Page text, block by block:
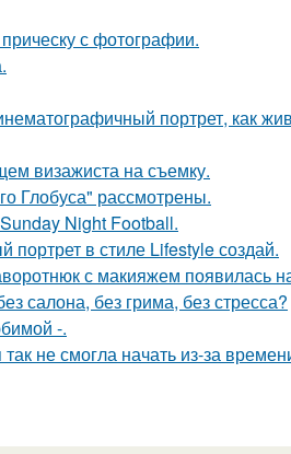
с фотографии.
портрет, как
визажиста на съемку.
Глобуса" рассмотрены.
Night Football.
портрет в стиле Lifestyle создай.
с макияжем
салона, без грима, без стресса?
-.
не смогла начать из-за